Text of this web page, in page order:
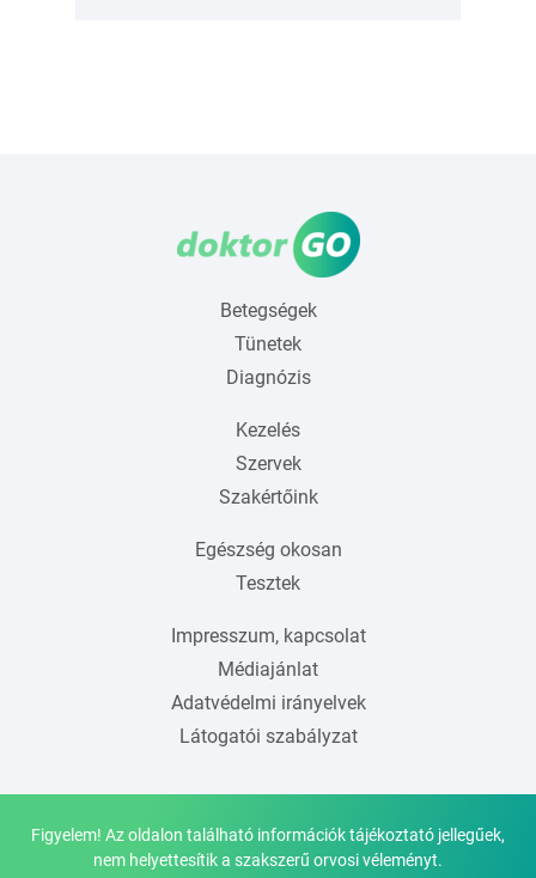
Betegségek
Tünetek
Diagnózis
Kezelés
Szervek
Szakértőink
Egészség okosan
Tesztek
Impresszum, kapcsolat
Médiajánlat
Adatvédelmi irányelvek
Látogatói szabályzat
Figyelem! Az oldalon található információk tájékoztató jellegűek,
nem helyettesítik a szakszerű orvosi véleményt.